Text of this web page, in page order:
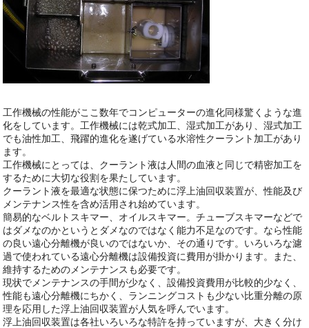
工作機械の性能がここ数年でコンピューターの進化同様驚くような進
化をしています。工作機械には乾式加工、湿式加工があり、湿式加工
でも油性加工、飛躍的進化を遂げている水溶性クーラント加工があり
ます。
工作機械にとっては、クーラント液は人間の血液と同じで精密加工を
するために大切な役割を果たしています。
クーラント液を最適な状態に保つために浮上油回収装置が、性能及び
メンテナンス性を含め活用され始めています。
簡易的なベルトスキマー、オイルスキマー。チューブスキマーなどで
はダメなのかというとダメなのではなく能力不足なのです。なら性能
の良い遠心分離機が良いのではないか、その通りです。いろいろな濾
過で使われている遠心分離機は設備投資に費用が掛かります。また、
維持するためのメンテナンスも必要です。
現状でメンテナンスの手間が少なく、設備投資費用が比較的少なく、
性能も遠心分離機にちかく、ランニングコストも少ない比重分離の原
理を応用した浮上油回収装置が人気を呼んでいます。
浮上油回収装置は各社いろいろな特許を持っていますが、大きく分け